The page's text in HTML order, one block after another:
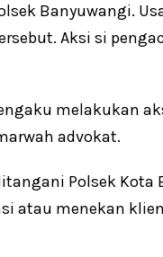
Banyuwangi.
Aksi si
melakukan
advokat.
Polsek Kota
atau menekan